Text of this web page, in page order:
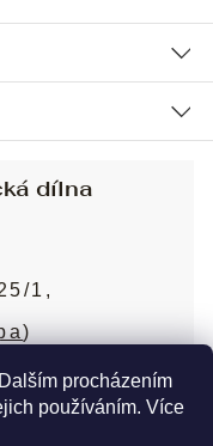
procházením
používáním. Více
dílna
1,
)